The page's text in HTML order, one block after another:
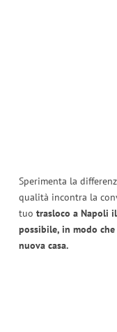
Sperimenta la
qualità incontra la
tuo trasloco a Napoli
possibile, in modo
nuova casa.